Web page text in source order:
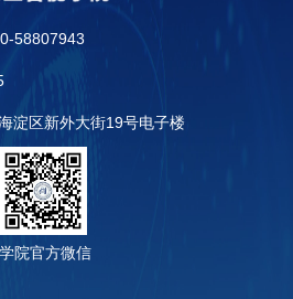
58807943
淀区新外大街19号电子楼
学院官方微信